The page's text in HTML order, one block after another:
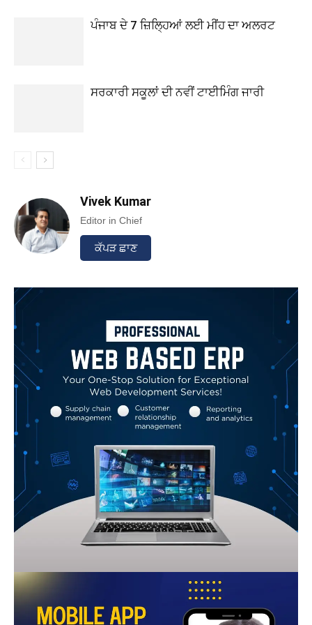
ਪੰਜਾਬ ਦੇ 7 ਜ਼ਿਲ੍ਹਿਆਂ ਲਈ ਮੀਂਹ ਦਾ ਅਲਰਟ
ਸਰਕਾਰੀ ਸਕੂਲਾਂ ਦੀ ਨਵੀਂ ਟਾਈਮਿੰਗ ਜਾਰੀ
Vivek Kumar
Editor in Chief
ਕੱਪੜ ਛਾਣ